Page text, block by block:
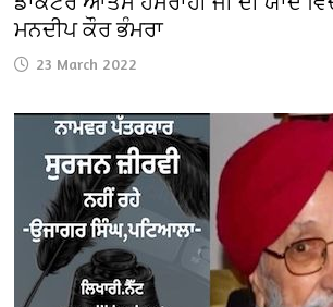
ਮਨਦੀਪ ਕੌਰ ਭੰਮਰਾ
23 March 2022